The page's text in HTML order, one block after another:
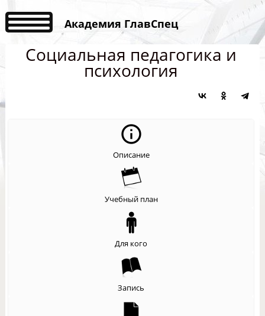
Академия ГлавСпец
Социальная педагогика и
психология
Описание
Учебный план
Для кого
Запись